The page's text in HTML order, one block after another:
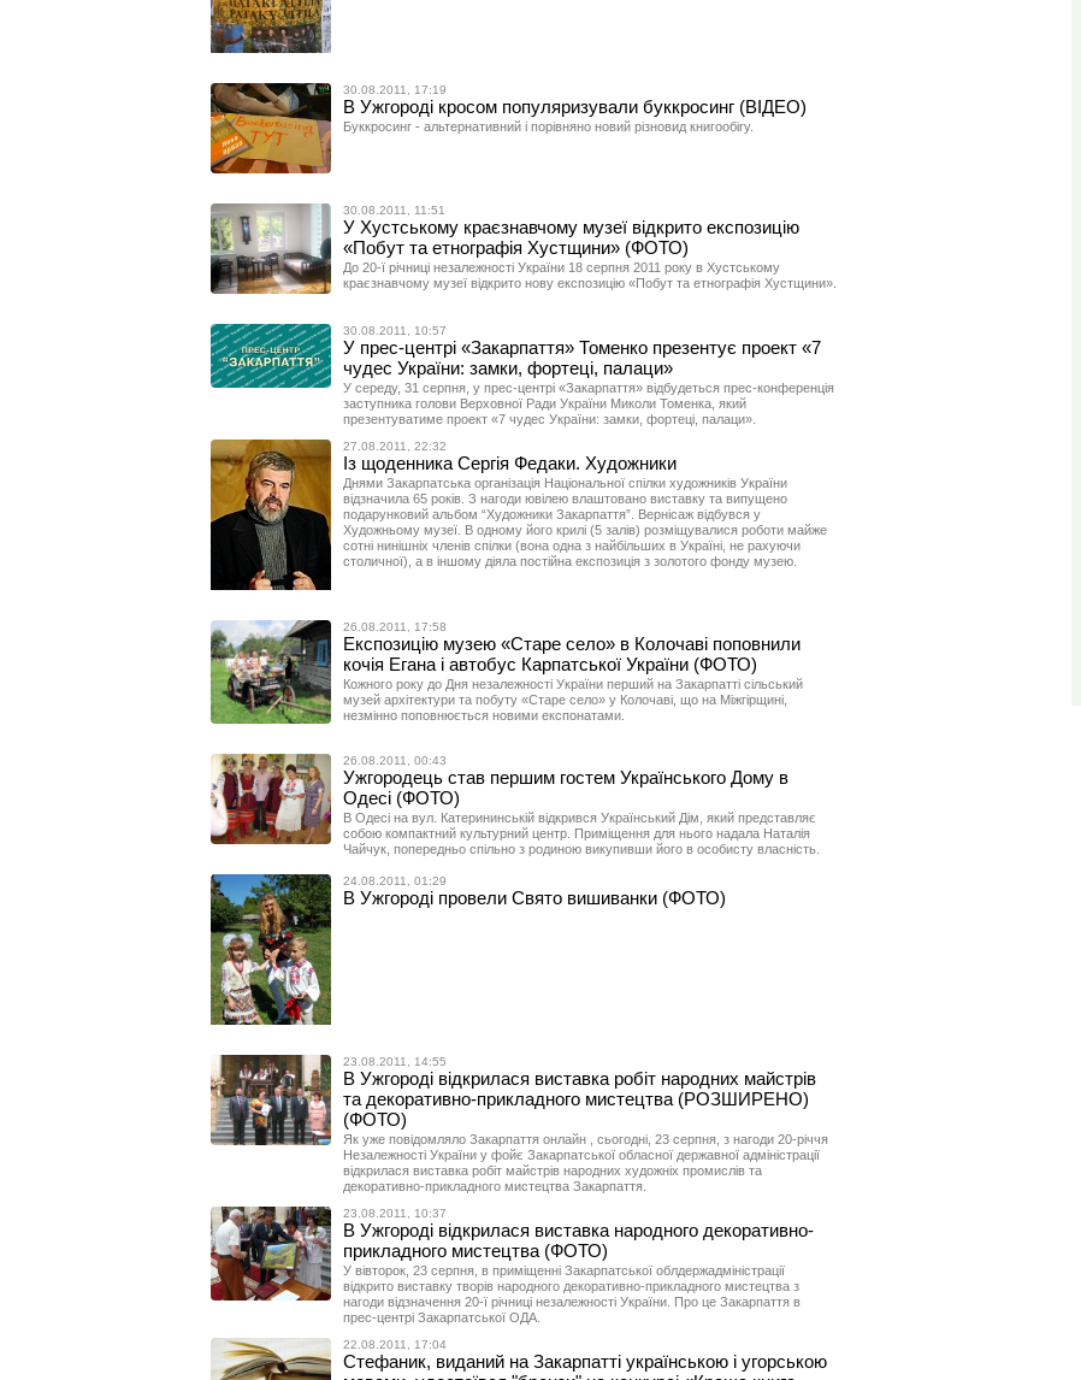
30.08.2011, 17:19
В Ужгороді кросом популяризували буккросинг (ВІДЕО)
Буккросинг - альтернативний і порівняно новий різновид книгообігу.
30.08.2011, 11:51
У Хустському краєзнавчому музеї відкрито експозицію
«Побут та етнографія Хустщини» (ФОТО)
До 20-ї річниці незалежності України 18 серпня 2011 року в Хустському
краєзнавчому музеї відкрито нову експозицію «Побут та етнографія Хустщини».
30.08.2011, 10:57
У прес-центрі «Закарпаття» Томенко презентує проект «7
чудес України: замки, фортеці, палаци»
У середу, 31 серпня, у прес-центрі «Закарпаття» відбудеться прес-конференція
заступника голови Верховної Ради України Миколи Томенка, який
презентуватиме проект «7 чудес України: замки, фортеці, палаци».
27.08.2011, 22:32
Із щоденника Сергія Федаки. Художники
Днями Закарпатська організація Національної спілки художників України
відзначила 65 років. З нагоди ювілею влаштовано виставку та випущено
подарунковий альбом “Художники Закарпаття”. Вернісаж відбувся у
Художньому музеї. В одному його крилі (5 залів) розміщувалися роботи майже
сотні нинішніх членів спілки (вона одна з найбільших в Україні, не рахуючи
столичної), а в іншому діяла постійна експозиція з золотого фонду музею.
26.08.2011, 17:58
Експозицію музею «Старе село» в Колочаві поповнили
кочія Егана і автобус Карпатської України (ФОТО)
Кожного року до Дня незалежності України перший на Закарпатті сільський
музей архітектури та побуту «Старе село» у Колочаві, що на Міжгірщині,
незмінно поповнюється новими експонатами.
26.08.2011, 00:43
Ужгородець став першим гостем Українського Дому в
Одесі (ФОТО)
В Одесі на вул. Катерининській відкрився Український Дім, який представляє
собою компактний культурний центр. Приміщення для нього надала Наталія
Чайчук, попередньо спільно з родиною викупивши його в особисту власність.
24.08.2011, 01:29
В Ужгороді провели Свято вишиванки (ФОТО)
23.08.2011, 14:55
В Ужгороді відкрилася виставка робіт народних майстрів
та декоративно-прикладного мистецтва (РОЗШИРЕНО)
(ФОТО)
Як уже повідомляло Закарпаття онлайн , сьогодні, 23 серпня, з нагоди 20-річчя
Незалежності України у фойє Закарпатської обласної державної адміністрації
відкрилася виставка робіт майстрів народних художніх промислів та
декоративно-прикладного мистецтва Закарпаття.
23.08.2011, 10:37
В Ужгороді відкрилася виставка народного декоративно-
прикладного мистецтва (ФОТО)
У вівторок, 23 серпня, в приміщенні Закарпатської облдержадміністрації
відкрито виставку творів народного декоративно-прикладного мистецтва з
нагоди відзначення 20-ї річниці незалежності України. Про це Закарпаття в
прес-центрі Закарпатської ОДА.
22.08.2011, 17:04
Стефаник, виданий на Закарпатті українською і угорською